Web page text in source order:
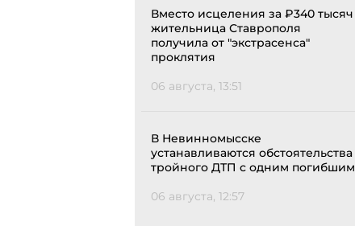
Вместо исцеления за ₽340 тысяч
жительница Ставрополя
получила от "экстрасенса"
проклятия
06 августа, 13:51
В Невинномысске
устанавливаются обстоятельства
тройного ДТП с одним погибшим
06 августа, 12:57